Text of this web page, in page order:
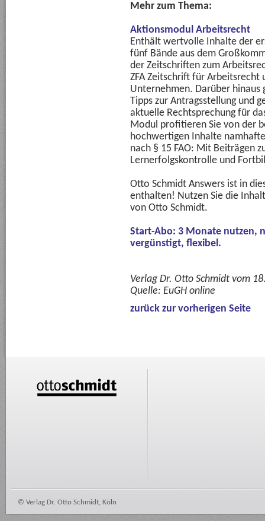
Mehr zum Thema:
Aktionsmodul Arbeitsrecht
Enthält wertvolle Inhalte der
fünf Bände aus dem
der Zeitschriften zum
ZFA Zeitschrift für
Unternehmen. Darüber
Tipps zur Antragsstellung und
aktuelle Rechtsprechung für
Modul profitieren Sie von der
hochwertigen Inhalte
nach § 15 FAO: Mit Beiträgen
Lernerfolgskontrolle und
Otto Schmidt Answers ist in
enthalten! Nutzen Sie die
von Otto Schmidt.
Start-Abo: 3 Monate nutzen,
vergünstigt, flexibel.
Verlag Dr. Otto Schmidt vom
Quelle: EuGH online
zurück zur vorherigen Seite
© Verlag Dr. Otto Schmidt, Köln